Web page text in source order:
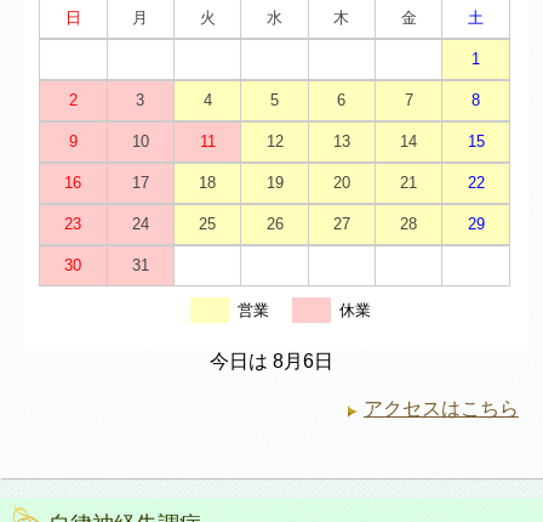
日 月 火 水 木 金 土
1
2 3 4 5 6 7 8
9 10 11 12 13 14 15
16 17 18 19 20 21 22
23 24 25 26 27 28 29
30 31
営業 休業
今日は 8月6日
アクセスはこちら